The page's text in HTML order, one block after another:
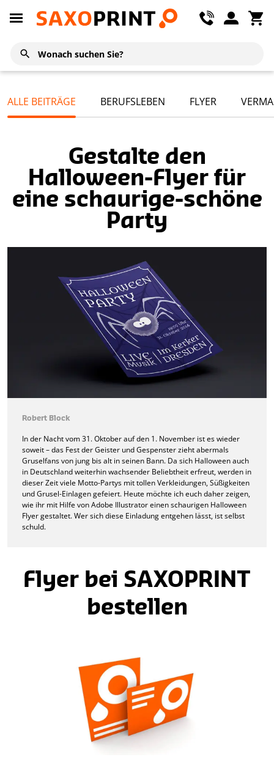
ALLE BEITRÄGE BERUFSLEBEN FLYER
Gestalte den
Halloween-Flyer für
eine schaurige-schöne
Party
Robert Block
In der Nacht vom 31. Oktober auf den 1. November ist es wieder
soweit – das Fest der Geister und Gespenster zieht abermals
Gruselfans von jung bis alt in seinen Bann. Da sich Halloween auch
in Deutschland weiterhin wachsender Beliebtheit erfreut, werden in
dieser Zeit viele Motto-Partys mit tollen Verkleidungen, Süßigkeiten
und Grusel-Einlagen gefeiert. Heute möchte ich euch daher zeigen,
wie ihr mit Hilfe von Adobe Illustrator einen schaurigen Halloween
Flyer gestaltet. Wer sich diese Einladung entgehen lässt, ist selbst
schuld.
Flyer bei SAXOPRINT
bestellen